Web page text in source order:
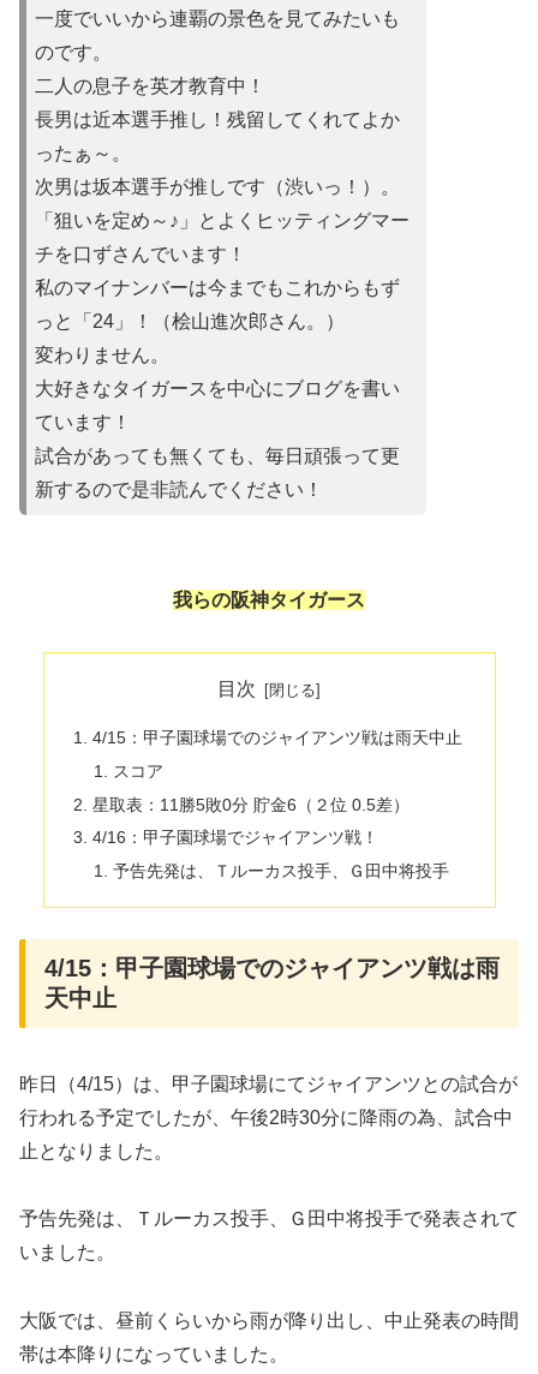
一度でいいから連覇の景色を見てみたいも
のです。
二人の息子を英才教育中！
長男は近本選手推し！残留してくれてよか
ったぁ～。
次男は坂本選手が推しです（渋いっ！）。
「狙いを定め～♪」とよくヒッティングマー
チを口ずさんでいます！
私のマイナンバーは今までもこれからもず
っと「24」！（桧山進次郎さん。）
変わりません。
大好きなタイガースを中心にブログを書い
ています！
試合があっても無くても、毎日頑張って更
新するので是非読んでください！
我らの阪神タイガース
目次
4/15：甲子園球場でのジャイアンツ戦は雨天中止
スコア
星取表：11勝5敗0分 貯金6（２位 0.5差）
4/16：甲子園球場でジャイアンツ戦！
予告先発は、Ｔルーカス投手、Ｇ田中将投手
4/15：甲子園球場でのジャイアンツ戦は雨
天中止
昨日（4/15）は、甲子園球場にてジャイアンツとの試合が
行われる予定でしたが、午後2時30分に降雨の為、試合中
止となりました。
予告先発は、Ｔルーカス投手、Ｇ田中将投手で発表されて
いました。
大阪では、昼前くらいから雨が降り出し、中止発表の時間
帯は本降りになっていました。